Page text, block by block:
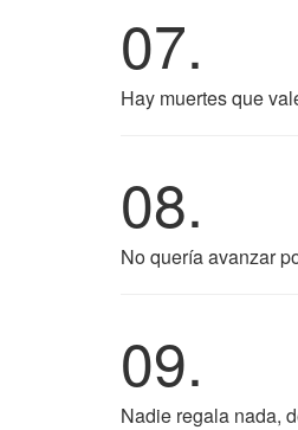
07.
Hay muertes que
08.
No quería avanzar
09.
Nadie regala nada,